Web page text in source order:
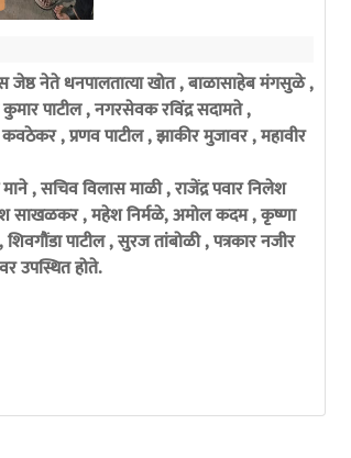
जेष्ठ नेते धनपालतात्या खोत , बाळासाहेब मंगसुळे ,
कुमार पाटील , नगरसेवक रविंद्र सदामते ,
, प्रणव पाटील , झाकीर मुजावर , महावीर
, सचिव विलास माळी , राजेंद्र पवार निलेश
साखळकर , महेश निर्मळे, अमोल कदम , कृष्णा
पाटील , सुरज तांबोळी , पत्रकार नजीर
उपस्थित होते.